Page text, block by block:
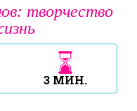
творчество
3 МИН.